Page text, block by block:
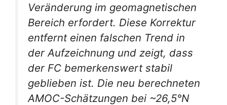
Veränderung im geomagnetischen
Bereich erfordert. Diese Korrektur
entfernt einen falschen Trend in
der Aufzeichnung und zeigt, dass
der FC bemerkenswert stabil
geblieben ist. Die neu berechneten
AMOC-Schätzungen bei ~26,5°N